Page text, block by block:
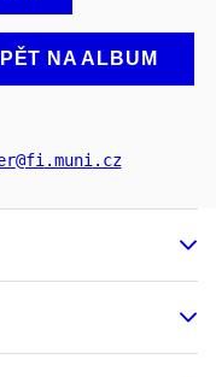
NA ALBUM
@fi.muni.cz